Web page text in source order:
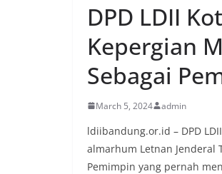
DPD LDII
Kepergian
Sebagai
March 5, 2024 admin
ldiibandung.or.id – DPD
almarhum Letnan Jenderal
Pemimpin yang pernah